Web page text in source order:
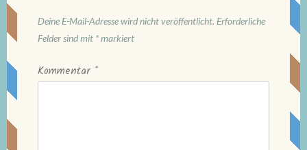
Deine E-Mail-Adresse wird nicht veröffentlicht. Erforderliche
Felder sind mit *markiert
Kommentar *